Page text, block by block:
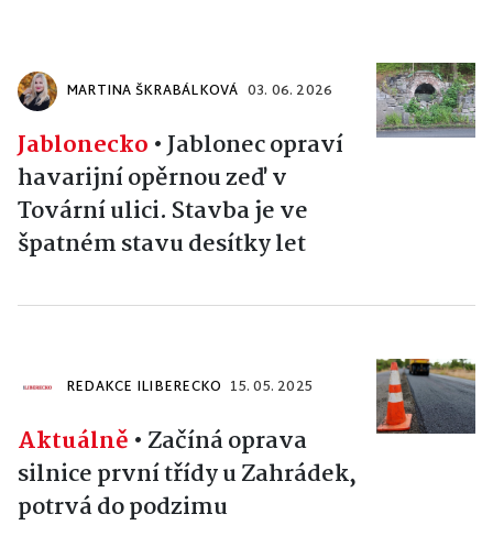
MARTINA ŠKRABÁLKOVÁ 03. 06. 2026
Jablonecko •Jablonec opraví
havarijní opěrnou zeď v
Tovární ulici. Stavba je ve
špatném stavu desítky let
REDAKCE ILIBERECKO 15. 05. 2025
Aktuálně • Začíná oprava
silnice první třídy u Zahrádek,
potrvá do podzimu